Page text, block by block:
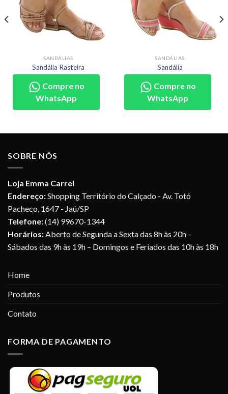
SANDÁLIAS
Sandália Rasteira
Compre no
WhatsApp
SANDÁLIAS
Sandália
Compre no
WhatsApp
SOBRE NÓS
Loja Emma Carrel
Endereço:Shopping Território do Calçado - Av. Totó
Pacheco, 1647 - Jaú/SP
Telefone:(14) 99670-1344
Horários:Aberto de Segunda a Sexta das 8h às 20h –
Sábados das 9h às 19h – Domingos e Feriados das 10h às 18h
Home
Produtos
Contato
FORMA DE PAGAMENTO